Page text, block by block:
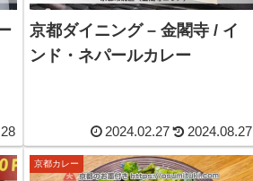
京都ダイニング – 金閣寺 / イ
ンド・ネパールカレー
2024.02.27 2024.08.27
京都カレー